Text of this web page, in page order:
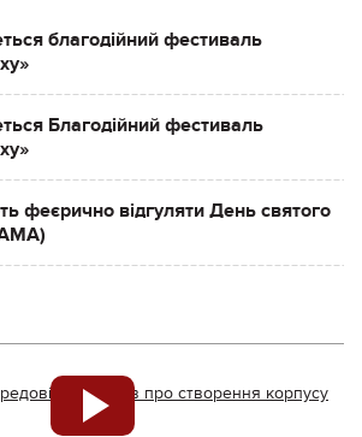
благодійний фестиваль
Благодійний фестиваль
феєрично відгуляти День святого